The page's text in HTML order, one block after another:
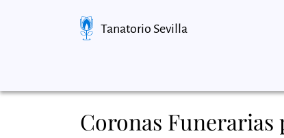
Tanatorio Sevilla
Coronas Funerarias